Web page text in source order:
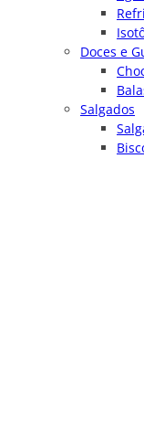
Doces e
Salgados